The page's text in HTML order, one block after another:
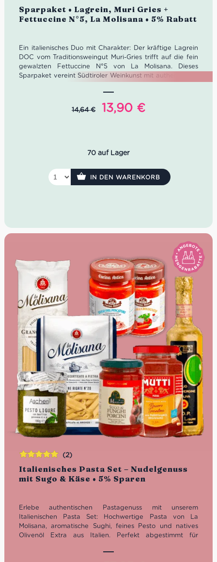
Sparpaket • Lagrein, Muri Gries +
Fettuccine N°5, La Molisana • 5% Rabatt
Ein italienisches Duo mit Charakter: Der kräftige Lagrein
DOC vom Traditionsweingut Muri-Gries trifft auf die fein
gewalzten Fettuccine N°5 von La Molisana. Dieses
Sparpaket vereint Südtiroler Weinkunst mit authentischer
Pasta-Liebhaber und alle, die italienischen Genuss in
seiner besten Form verschenken oder selbst erleben
möchten. Sichere Dir jetzt 5% gegenüber dem Einzelkauf!
14,64€
Ursprünglicher
13,90 €Aktueller
Bewertet
mit5.00von
5
70 auf Lager
IN DEN WARENKORB
Italienisches Pasta Set – Nudelgenuss
mit Sugo & Käse • 5% Sparen
(2)
Erlebe authentischen Pastagenuss mit unserem
Italienischen Pasta Set: Hochwertige Pasta von La
Molisana, aromatische Sughi, feines Pesto und natives
Olivenöl Extra aus Italien. Perfekt abgestimmt für
Bewertet
mit5.00von
5